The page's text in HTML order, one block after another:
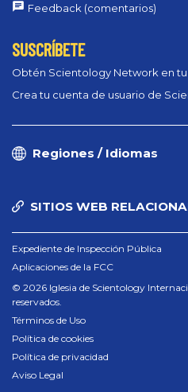
Feedback (comentarios)
SUSCRÍBETE
Obtén Scientology Network en
Crea tu cuenta de usuario de
Regiones / Idiomas
SITIOS WEB
Expediente de Inspección Pública
Aplicaciones de la FCC
© 2026 Iglesia de Scientology
reservados.
Términos de Uso
Política de cookies
Política de privacidad
Aviso Legal